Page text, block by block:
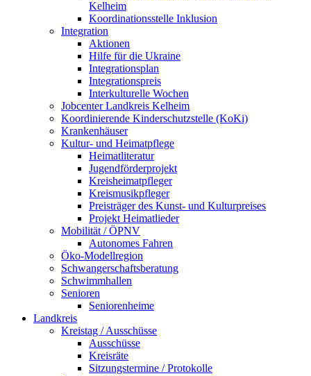
Kelheim
Koordinationsstelle Inklusion
Integration
Aktionen
Hilfe für die Ukraine
Integrationsplan
Integrationspreis
Interkulturelle Wochen
Jobcenter Landkreis Kelheim
Koordinierende Kinderschutzstelle (KoKi)
Krankenhäuser
Kultur- und Heimatpflege
Heimatliteratur
Jugendförderprojekt
Kreisheimatpfleger
Kreismusikpfleger
Preisträger des Kunst- und Kulturpreises
Projekt Heimatlieder
Mobilität / ÖPNV
Autonomes Fahren
Öko-Modellregion
Schwangerschaftsberatung
Schwimmhallen
Senioren
Seniorenheime
Landkreis
Kreistag / Ausschüsse
Ausschüsse
Kreisräte
Sitzungstermine / Protokolle